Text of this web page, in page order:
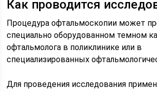
Как проводится
Процедура офтальмоскопии может
специально оборудованном темном
офтальмолога в поликлинике или в
специализированных
Для проведения исследования